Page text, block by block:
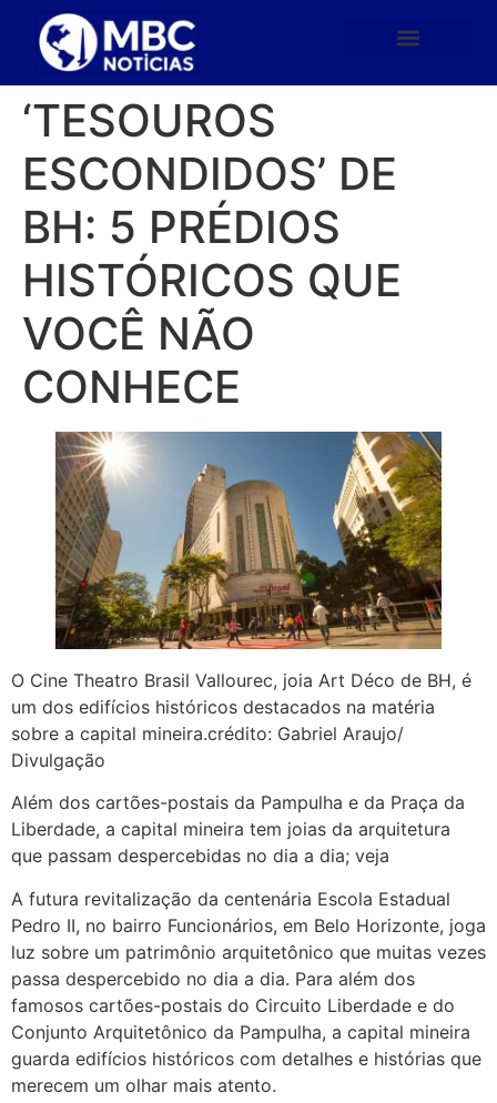
‘TESOUROS
ESCONDIDOS’ DE
BH: 5 PRÉDIOS
HISTÓRICOS QUE
VOCÊ NÃO
CONHECE
O Cine Theatro Brasil Vallourec, joia Art Déco de BH, é
um dos edifícios históricos destacados na matéria
sobre a capital mineira.crédito: Gabriel Araujo/
Divulgação
Além dos cartões-postais da Pampulha e da Praça da
Liberdade, a capital mineira tem joias da arquitetura
que passam despercebidas no dia a dia; veja
A futura revitalização da centenária Escola Estadual
Pedro II, no bairro Funcionários, em Belo Horizonte, joga
luz sobre um patrimônio arquitetônico que muitas vezes
passa despercebido no dia a dia. Para além dos
famosos cartões-postais do Circuito Liberdade e do
Conjunto Arquitetônico da Pampulha, a capital mineira
guarda edifícios históricos com detalhes e histórias que
merecem um olhar mais atento.